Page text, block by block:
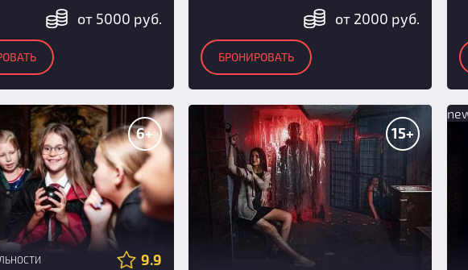
от 5000 руб. от 2000 руб.
БРОНИРОВАТЬ
6+
9.9
15+